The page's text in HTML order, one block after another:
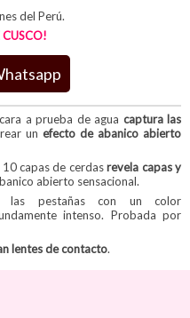
del Perú.
CUSCO!
a prueba de agua captura las
un efecto de abanico abierto
capas de cerdasrevela capas y
abierto sensacional.
las pestañas con un color
intenso. Probada por
lentes de contacto.